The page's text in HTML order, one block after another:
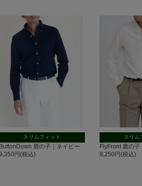
スリムフィット
ButtonDown 鹿の子｜ネイビー
円(税込)
スリム
FlyFront 鹿の
8,250円(税込)